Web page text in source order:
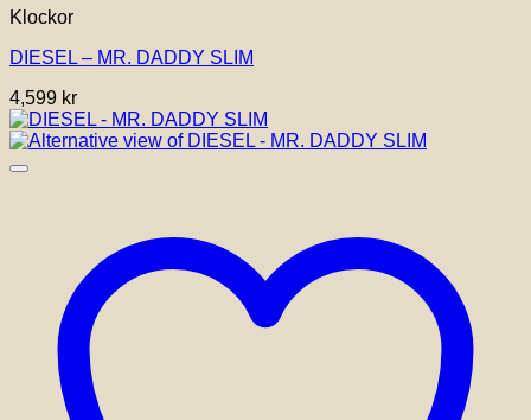
Klockor
DIESEL – MR. DADDY SLIM
4,599 kr